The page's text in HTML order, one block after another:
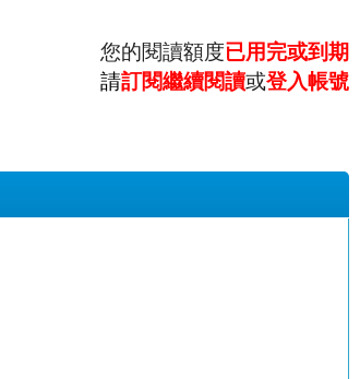
您的閱讀額度已用完或到期
請訂閱繼續閱讀或登入帳號